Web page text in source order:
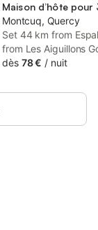
Montcuq, Quercy
Set 44 km from
from Les Aiguillons
km from Montauban
located in Montcuq.
dès 78 € / nuit